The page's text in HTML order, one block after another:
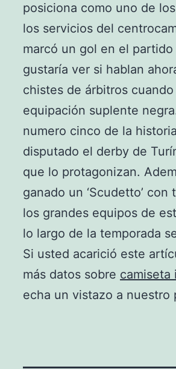
posiciona como uno de
los servicios del
marcó un gol en el
gustaría ver si hablan
chistes de árbitros
equipación suplente
numero cinco de la
disputado el derby de
que lo protagonizan.
ganado un ‘Scudetto’
los grandes equipos de
lo largo de la temporada
Si usted acarició este
más datos sobre camiseta
echa un vistazo a nuestro